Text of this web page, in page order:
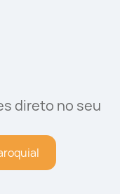
direto no seu